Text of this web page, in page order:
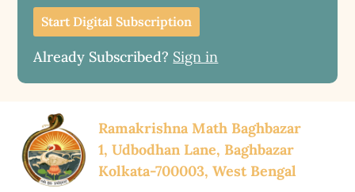
Start Digital Subscription
Already Subscribed? Sign in
Ramakrishna Math Baghbazar
1, Udbodhan Lane, Baghbazar
Kolkata-700003, West Bengal